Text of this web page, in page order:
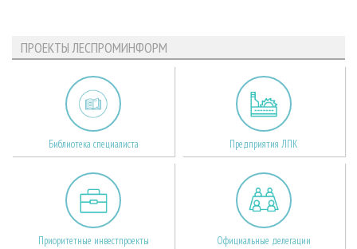
ПРОЕКТЫ ЛЕСПРОМИНФОРМ
Библиотека специалиста Предприятия ЛПК
Приоритетные инвестпроекты Официальные делегации